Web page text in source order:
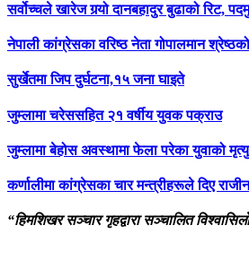
सर्वोच्चले खारेज गर्‍यो दानबहादुर बुढाको रिट,
नेपाली कांग्रेसका वरिष्ठ नेता गोपालमान
सुर्खेतमा जिप दुर्घटना,१५ जना घाइते
जुम्लामा चरेससहित २१ वर्षीय युवक पक्राउ
जुम्लामा बेहोस अवस्थामा फेला परेका युवाको मृत्यु
कर्णालीमा कांग्रेसका चार मन्त्रीहरूले दिए
“हिमशिखर सञ्चार गृहद्वारा सञ्चालित